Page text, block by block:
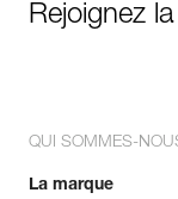
Rejoignez
QUI SOMMES-
La marque